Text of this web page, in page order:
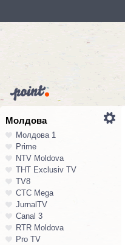
Молдова
Молдова 1
Prime
NTV Moldova
ТНТ Exclusiv TV
TV8
СТС Mega
JurnalTV
Canal 3
RTR Moldova
Pro TV